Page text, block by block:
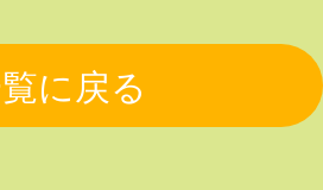
に戻る